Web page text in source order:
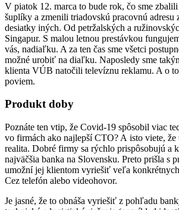
V piatok 12. marca to bude rok, čo sme
šuplíky a zmenili triadovskú pracovnú adresu
desiatky iných. Od petržalských a
Singapur. S malou letnou prestávkou
vás, nadiaľku. A za ten čas sme všetci
možné urobiť na diaľku. Naposledy sme
klienta VÚB natočili televíznu reklamu. A o
poviem.
Produkt doby
Poznáte ten vtip, že Covid-19 spôsobil viac
vo firmách ako najlepší CTO? A isto viete, že
realita. Dobré firmy sa rýchlo prispôsobujú a
najväčšia banka na Slovensku. Preto prišla s
umožní jej klientom vyriešiť veľa
Cez telefón alebo videohovor.
Je jasné, že to obnáša vyriešiť z pohľadu